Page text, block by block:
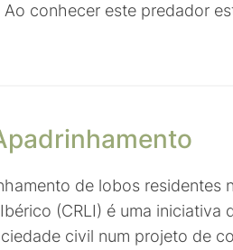
conhecer este predador
de lobos residentes
(CRLI) é uma iniciativa
civil num projeto de